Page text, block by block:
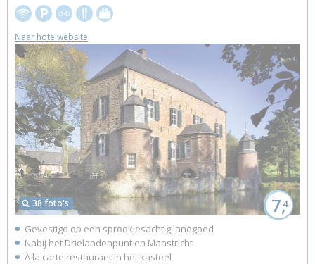
38 foto's 7,4
Naar hotelwebsite
Gevestigd op een sprookjesachtig landgoed
Nabij het Drielandenpunt en Maastricht
À la carte restaurant in het kasteel